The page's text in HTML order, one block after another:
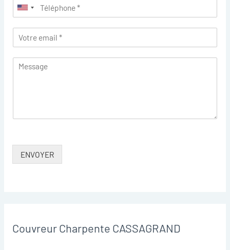
ENVOYER
Couvreur Charpente CASSAGRAND